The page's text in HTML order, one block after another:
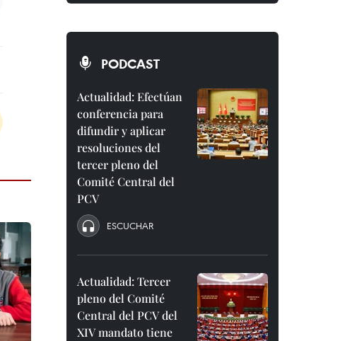
PODCAST
Actualidad: Efectúan
conferencia para
difundir y aplicar
resoluciones del
tercer pleno del
Comité Central del
PCV
ESCUCHAR
Actualidad: Tercer
pleno del Comité
Central del PCV del
XIV mandato tiene